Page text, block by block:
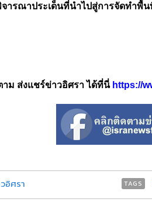
ารณาประเด็นที่นำไปสู่การจัดทำพื้
ม ส่งแชร์ข่าวอิศรา ได้ที่นี่ https://
อิศรา TAGS